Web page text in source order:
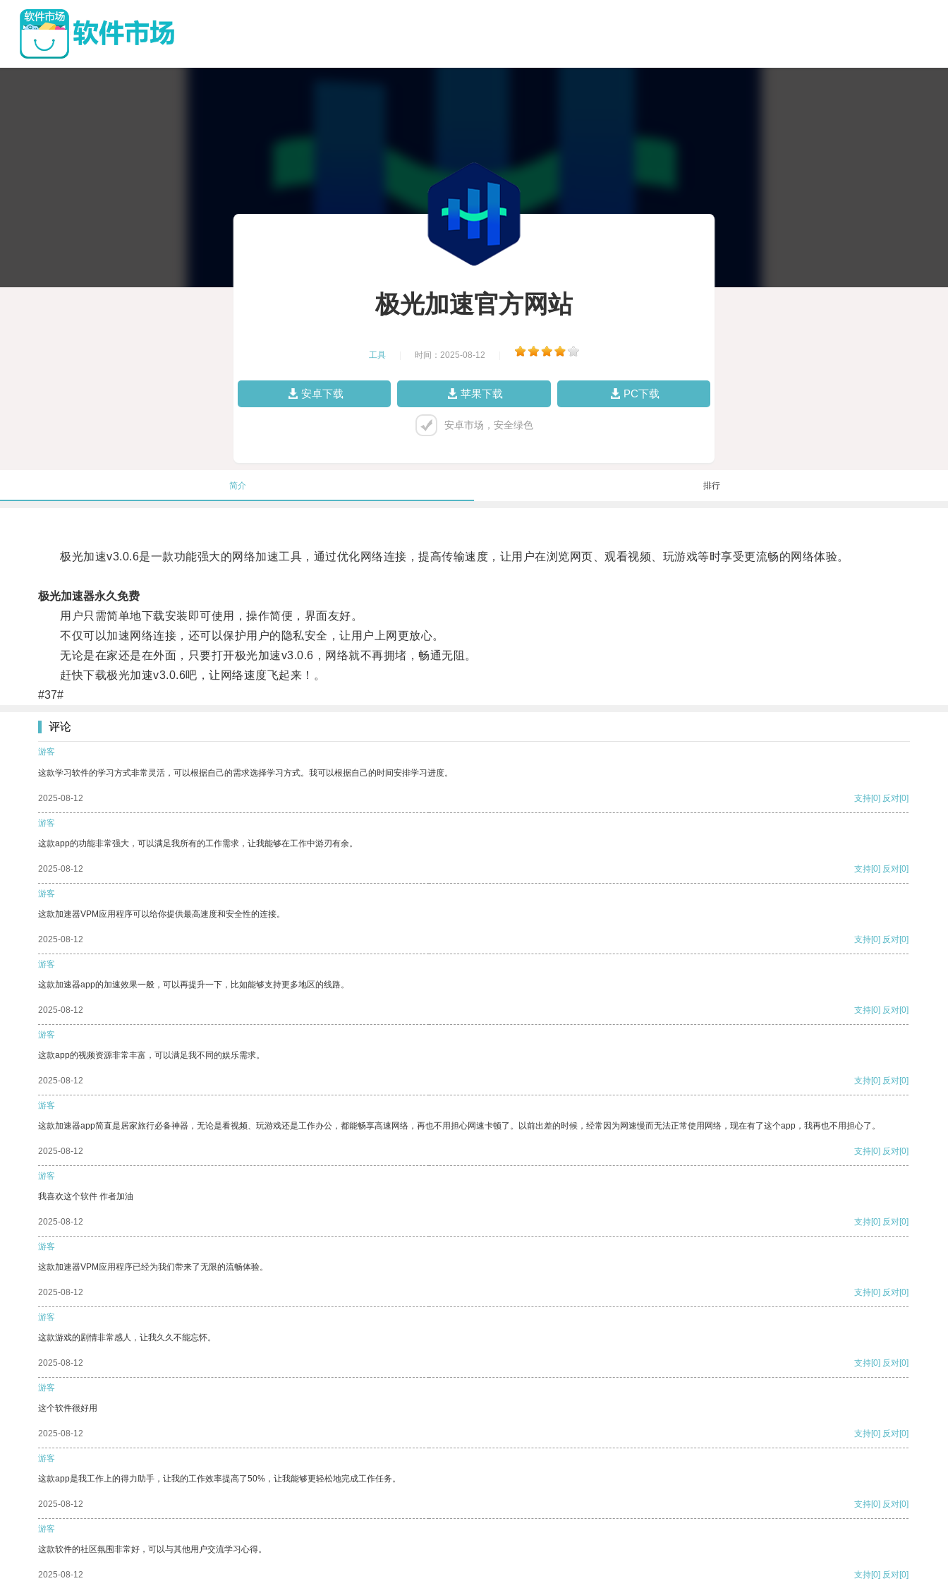
极光加速官方网站
工具 时间：2025-08-12
安卓下载 苹果下载 PC下载
安卓市场，安全绿色
简介 排行
极光加速v3.0.6是一款功能强大的网络加速工具，通过优化网络连接，提高传输速度，让用户在浏览网页、观看视频、玩游戏等时享受更流畅的网络体验。
极光加速器永久免费
用户只需简单地下载安装即可使用，操作简便，界面友好。
不仅可以加速网络连接，还可以保护用户的隐私安全，让用户上网更放心。
无论是在家还是在外面，只要打开极光加速v3.0.6，网络就不再拥堵，畅通无阻。
赶快下载极光加速v3.0.6吧，让网络速度飞起来！。
#37#
评论
游客
这款学习软件的学习方式非常灵活，可以根据自己的需求选择学习方式。我可以根据自己的时间安排学习进度。
2025-08-12 支持[0] 反对[0]
游客
这款app的功能非常强大，可以满足我所有的工作需求，让我能够在工作中游刃有余。
2025-08-12 支持[0] 反对[0]
游客
这款加速器VPM应用程序可以给你提供最高速度和安全性的连接。
2025-08-12 支持[0] 反对[0]
游客
这款加速器app的加速效果一般，可以再提升一下，比如能够支持更多地区的线路。
2025-08-12 支持[0] 反对[0]
游客
这款app的视频资源非常丰富，可以满足我不同的娱乐需求。
2025-08-12 支持[0] 反对[0]
游客
这款加速器app简直是居家旅行必备神器，无论是看视频、玩游戏还是工作办公，都能畅享高速网络，再也不用担心网速卡顿了。以前出差的时候，经常因为网速慢而无法正常使用网络，现在有了这个app，我再也不用担心了。
2025-08-12 支持[0] 反对[0]
游客
我喜欢这个软件 作者加油
2025-08-12 支持[0] 反对[0]
游客
这款加速器VPM应用程序已经为我们带来了无限的流畅体验。
2025-08-12 支持[0] 反对[0]
游客
这款游戏的剧情非常感人，让我久久不能忘怀。
2025-08-12 支持[0] 反对[0]
游客
这个软件很好用
2025-08-12 支持[0] 反对[0]
游客
这款app是我工作上的得力助手，让我的工作效率提高了50%，让我能够更轻松地完成工作任务。
2025-08-12 支持[0] 反对[0]
游客
这款软件的社区氛围非常好，可以与其他用户交流学习心得。
2025-08-12 支持[0] 反对[0]